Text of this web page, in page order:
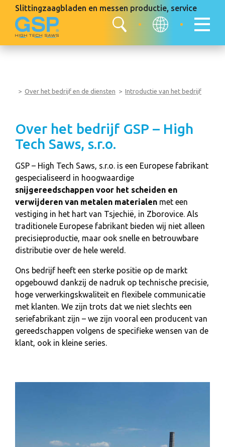
Slittingzaagbladen en messen productie, service
Over het bedrijf en de diensten Introductie van het bedrijf
Over het bedrijf GSP – High
Tech Saws, s.r.o.
GSP – High Tech Saws, s.r.o. is een Europese fabrikant
gespecialiseerd in hoogwaardige
snijgereedschappen voor het scheiden en
verwijderen van metalen materialen met een
vestiging in het hart van Tsjechië, in Zborovice. Als
traditionele Europese fabrikant bieden wij niet alleen
precisieproductie, maar ook snelle en betrouwbare
distributie over de hele wereld.
Ons bedrijf heeft een sterke positie op de markt
opgebouwd dankzij de nadruk op technische precisie,
hoge verwerkingskwaliteit en flexibele communicatie
met klanten. We zijn trots dat we niet slechts een
seriefabrikant zijn – we zijn vooral een producent van
gereedschappen volgens de specifieke wensen van de
klant, ook in kleine series.